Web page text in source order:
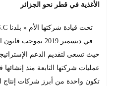
الأغذية في قطر نحو الجزائر
في ديسمبر 2019
حيث تسعى لتقديم الدعم
تكون واحدة من أبرز شركات إنتاج